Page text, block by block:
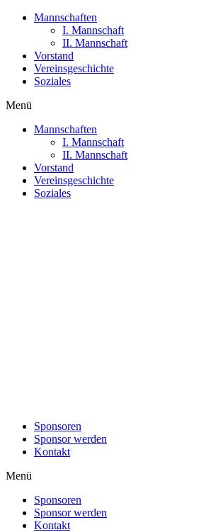
Mannschaften
I. Mannschaft
II. Mannschaft
Vorstand
Vereinsgeschichte
Soziales
Menü
Mannschaften
I. Mannschaft
II. Mannschaft
Vorstand
Vereinsgeschichte
Soziales
Sponsoren
Sponsor werden
Kontakt
Menü
Sponsoren
Sponsor werden
Kontakt